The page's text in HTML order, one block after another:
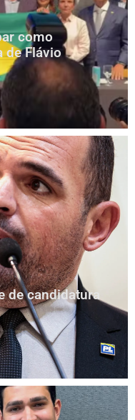
como
de Flávio
de candidatura